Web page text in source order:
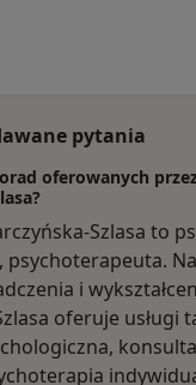
pytania
oferowanych
Szlasa to
psychoterapeuta.
i
oferuje usługi